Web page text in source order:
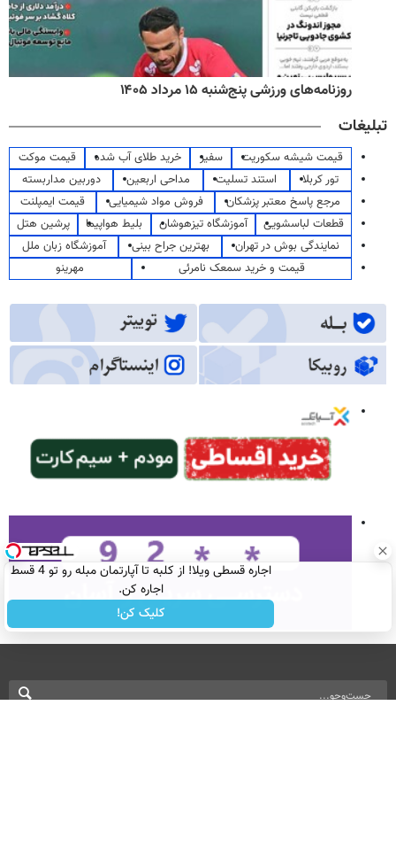
روزنامه‌های ورزشی پنج‌شنبه ۱۵ مرداد ۱۴۰۵
تبلیغات
قیمت شیشه سکوریت سفیر خرید طلای آب شده
قیمت موکت
تور کربلا
استند تسلیت مداحی اربعین
دوربین مداربسته
مرجع پاسخ معتبر پزشکان
فروش مواد شیمیایی
قیمت ایمپلنت
قطعات لباسشویی
آموزشگاه تیزهوشان بلیط هواپیما
پرشین هتل
نمایندگی بوش در تهران
بهترین جراح بینی
آموزشگاه زبان ملل
قیمت و خرید سمعک نامرئی
مهرینو
اجاره‌ قسطی ویلا! از کلبه تا آپارتمان مبله رو تو 4 قسط
اجاره کن.
کلیک کن!